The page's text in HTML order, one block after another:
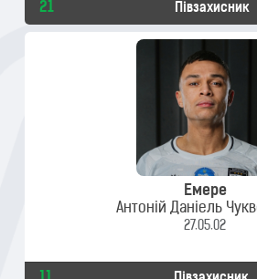
21 Півзахисник
Емере
Антоній Даніель
27.05.02